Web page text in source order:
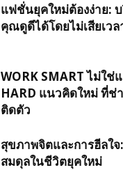
แฟชั่นยุคใหม่ต้องง่าย:
คุณดูดีได้โดยไม่เสียเวล
WORK SMART ไม่ใช่
HARD แนวคิดใหม่ ที่ช่
ติดตัว
สุขภาพจิตและการฮีลใ
สมดุลในชีวิตยุคใหม่